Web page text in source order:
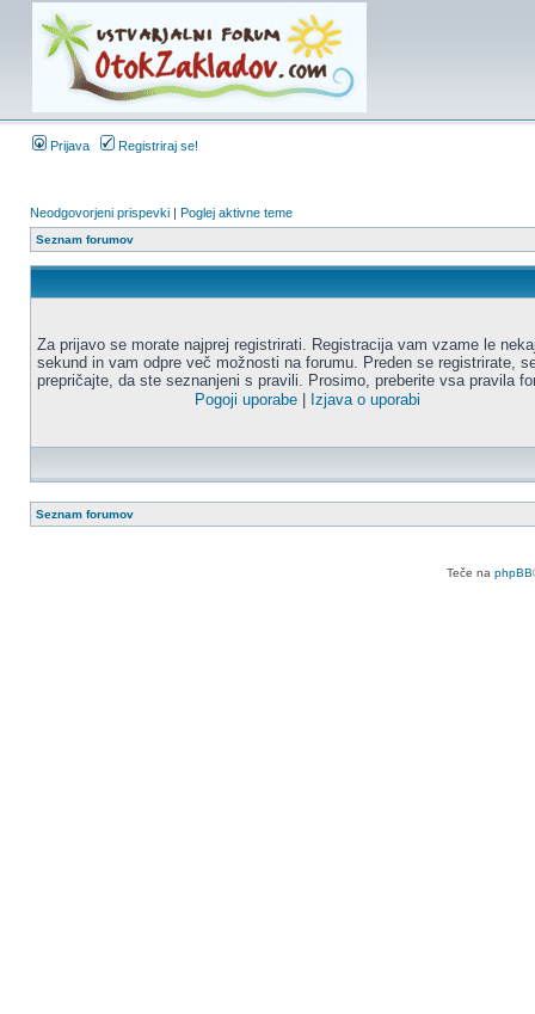
Prijava Registriraj se!
Neodgovorjeni prispevki | Poglej aktivne teme
Seznam forumov
Za prijavo se morate najprej registrirati. Registracija vam vzame le
sekund in vam odpre več možnosti na forumu. Preden se registrirate,
prepričajte, da ste seznanjeni s pravili. Prosimo, preberite vsa pravila
Pogoji uporabe
Izjava o uporabi
Seznam forumov
Teče na phpBB